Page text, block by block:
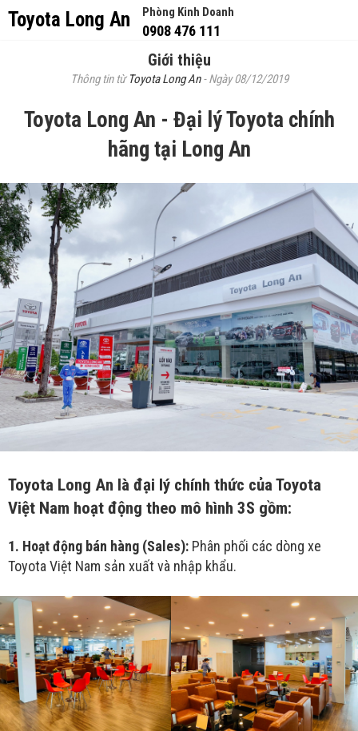
Toyota Long An Phòng Kinh Doanh
0908 476 111
Giới thiệu
Thông tin từ Toyota Long An- Ngày 08/12/2019
Toyota Long An - Đại lý Toyota chính
hãng tại Long An
Toyota Long An là đại lý chính thức của Toyota
Việt Nam hoạt động theo mô hình 3S gồm:
1. Hoạt động bán hàng (Sales): Phân phối các dòng xe
Toyota Việt Nam sản xuất và nhập khẩu.